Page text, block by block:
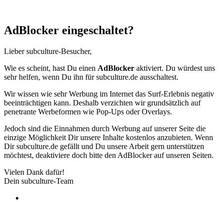
AdBlocker eingeschaltet?
Lieber subculture-Besucher,
Wie es scheint, hast Du einen AdBlocker aktiviert. Du würdest uns
sehr helfen, wenn Du ihn für subculture.de ausschaltest.
Wir wissen wie sehr Werbung im Internet das Surf-Erlebnis negativ
beeinträchtigen kann. Deshalb verzichten wir grundsätzlich auf
penetrante Werbeformen wie Pop-Ups oder Overlays.
Jedoch sind die Einnahmen durch Werbung auf unserer Seite die
einzige Möglichkeit Dir unsere Inhalte kostenlos anzubieten. Wenn
Dir subculture.de gefällt und Du unsere Arbeit gern unterstützen
möchtest, deaktiviere doch bitte den AdBlocker auf unseren Seiten.
Vielen Dank dafür!
Dein subculture-Team